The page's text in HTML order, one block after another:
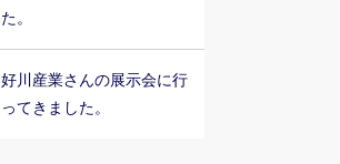
た。
好川産業さんの展示会に行
ってきました。